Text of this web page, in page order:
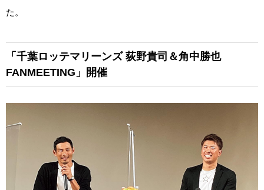
た。
「千葉ロッテマリーンズ荻野貴司＆角中勝也
FANMEETING」開催